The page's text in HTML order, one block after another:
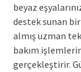
beyaz
destek sunan
almış uzman
bakım
gerçekleştirir.